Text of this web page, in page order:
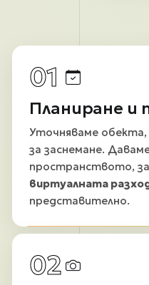
01
Планиране и
Уточняваме
за заснемане.
пространството,
виртуалната
представително.
02